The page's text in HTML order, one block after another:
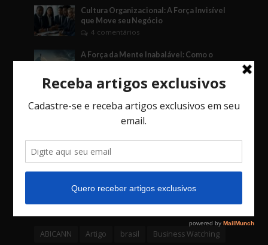
Cultura Organizacional: A Força Invisível
que Move seu Negócio
4 comentários
A Força da Mente Inabalável: Como o
3 comentários
Social e o Imprevisto Afetam Seu Negócio.
3 comentários
Bossa Nova Investimentos é a primeira
empresa da América latina a lançar um
fundo através de uma Criptomoeda
ABICANN Artigo brasil
Business Watching